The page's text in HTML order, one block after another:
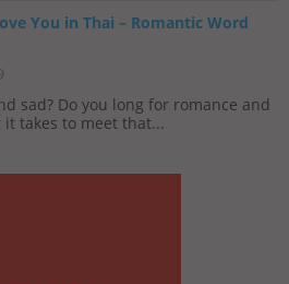
You in Thai – Romantic Word
sad? Do you long for romance and
takes to meet that...